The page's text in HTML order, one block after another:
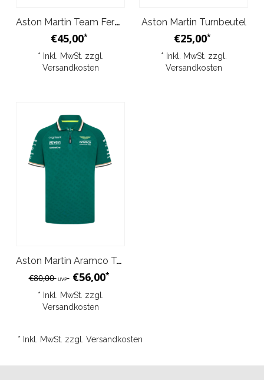
Aston Martin Team Fernando Alonso Kappe - Grün
€45,00*
* Inkl. MwSt. zzgl.
Versandkosten
Aston Martin Turnbeutel
€25,00*
* Inkl. MwSt. zzgl.
Versandkosten
Aston Martin Aramco Team Polo Herren - Grün
€80,00 UVP €56,00*
* Inkl. MwSt. zzgl.
Versandkosten
* Inkl. MwSt. zzgl. Versandkosten